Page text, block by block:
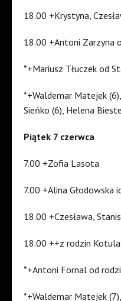
18.00 +Krystyna,
18.00 +Antoni Zarzyna
*+Mariusz Tłuczek od
*+Waldemar Matejek
Sieńko (6), Helena
Piątek 7 czerwca
7.00 +Zofia Lasota
7.00 +Alina Głodowska
18.00 +Czesława,
18.00 ++z rodzin Kotula
*+Antoni Fornal od
*+Waldemar Matejek